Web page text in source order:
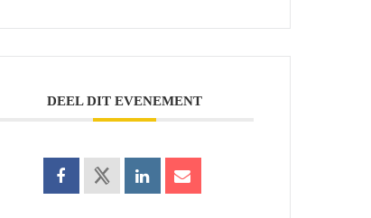
DEEL DIT EVENEMENT